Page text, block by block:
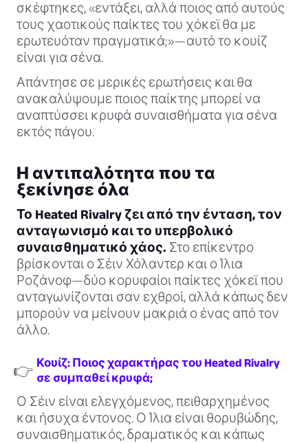
σκέφτηκες, «εντάξει, αλλά ποιος από αυτούς
τους χαοτικούς παίκτες του χόκεϊ θα με
ερωτευόταν πραγματικά;»—αυτό το κουίζ
είναι για σένα.
Απάντησε σε μερικές ερωτήσεις και θα
ανακαλύψουμε ποιος παίκτης μπορεί να
αναπτύσσει κρυφά συναισθήματα για σένα
εκτός πάγου.
Η αντιπαλότητα που τα
ξεκίνησε όλα
Το Heated Rivalry ζει από την ένταση, τον
ανταγωνισμό και το υπερβολικό
συναισθηματικό χάος. Στο επίκεντρο
βρίσκονται ο Σέιν Χόλαντερ και ο Ίλια
Ροζάνοφ—δύο κορυφαίοι παίκτες χόκεϊ που
ανταγωνίζονται σαν εχθροί, αλλά κάπως δεν
μπορούν να μείνουν μακριά ο ένας από τον
άλλο.
👉 Κουίζ: Ποιος χαρακτήρας του Heated Rivalry
σε συμπαθεί κρυφά;
Ο Σέιν είναι ελεγχόμενος, πειθαρχημένος
και ήσυχα έντονος. Ο Ίλια είναι θορυβώδης,
συναισθηματικός, δραματικός και κάπως